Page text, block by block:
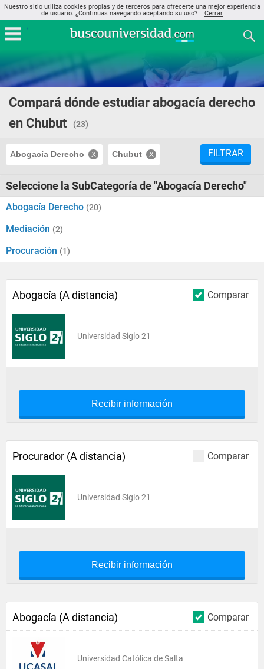
Nuestro sitio utiliza cookies propias y de terceros para ofrecerte una mejor experiencia
de usuario. ¿Continuas navegando aceptando su uso? .. Cerrar
Compará dónde estudiar abogacía derecho
en Chubut
(23)
Abogacía Derecho Chubut FILTRAR
Seleccione la SubCategoría de "Abogacía Derecho"
Abogacía Derecho (20)
Mediación (2)
Procuración (1)
Comparar
Abogacía (A distancia)
Universidad Siglo 21
Recibir información
Comparar
Procurador (A distancia)
Universidad Siglo 21
Recibir información
Comparar
Abogacía (A distancia)
Universidad Católica de Salta